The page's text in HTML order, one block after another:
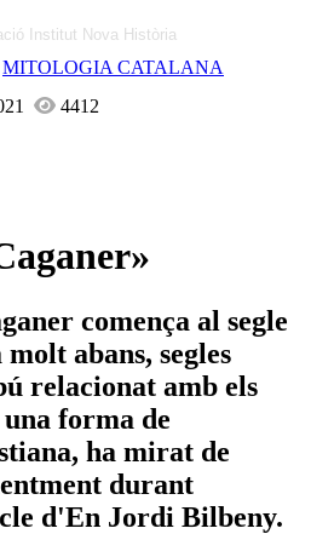
Institut Nova Història
MITOLOGIA CATALANA
4412
comença al segle
abans, segles
relacionat amb els
forma de
ha mirat de
durant
d'En Jordi Bilbeny.